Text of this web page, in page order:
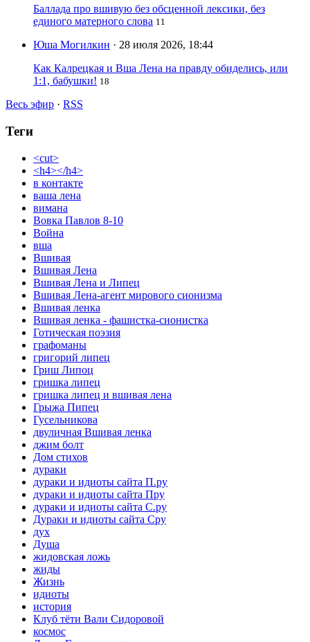
Баллада про вшивую без обсценной лексики, без
единого матерного слова 11
Юша Могилкин · 28 июля 2026, 18:44
Как Калрецкая и Вша Лена на правду обиделись, или
1:1, бабушки! 18
Весь эфир · RSS
Теги
<cut>
<h4></h4>
в контакте
ваша лена
вимана
Вовка Павлов 8-10
Война
вша
Вшивая
Вшивая Лена
Вшивая Лена и Липец
Вшивая Лена-агент мирового сионизма
Вшивая ленка
Вшивая ленка - фашистка-сионистка
Готическая поэзия
графоманы
григорий липец
Гриш Липоц
гришка липец
гришка липец и вшивая лена
Грыжа Пипец
Гусельникова
двуличная Вшивая ленка
джим болт
Дом стихов
дураки
дураки и идиоты сайта П.ру
дураки и идиоты сайта Пру
дураки и идиоты сайта С.ру
Дураки и идиоты сайта Сру
дух
Душа
жидовская ложь
жиды
Жизнь
идиоты
история
Клуб тёти Вали Сидоровой
космос